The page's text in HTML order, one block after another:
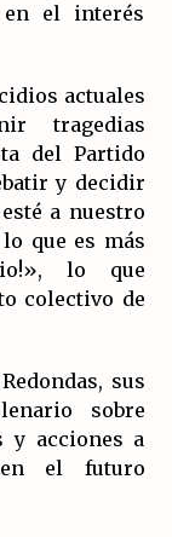
el interés
actuales
tragedias
del Partido
y decidir
a nuestro
que es más
lo que
colectivo de
sus
sobre
y acciones a
en el futuro